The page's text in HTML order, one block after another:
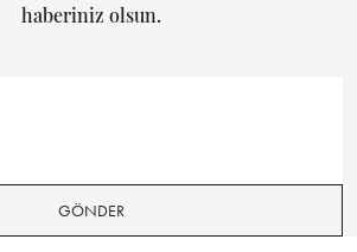
haberiniz olsun.
GÖNDER